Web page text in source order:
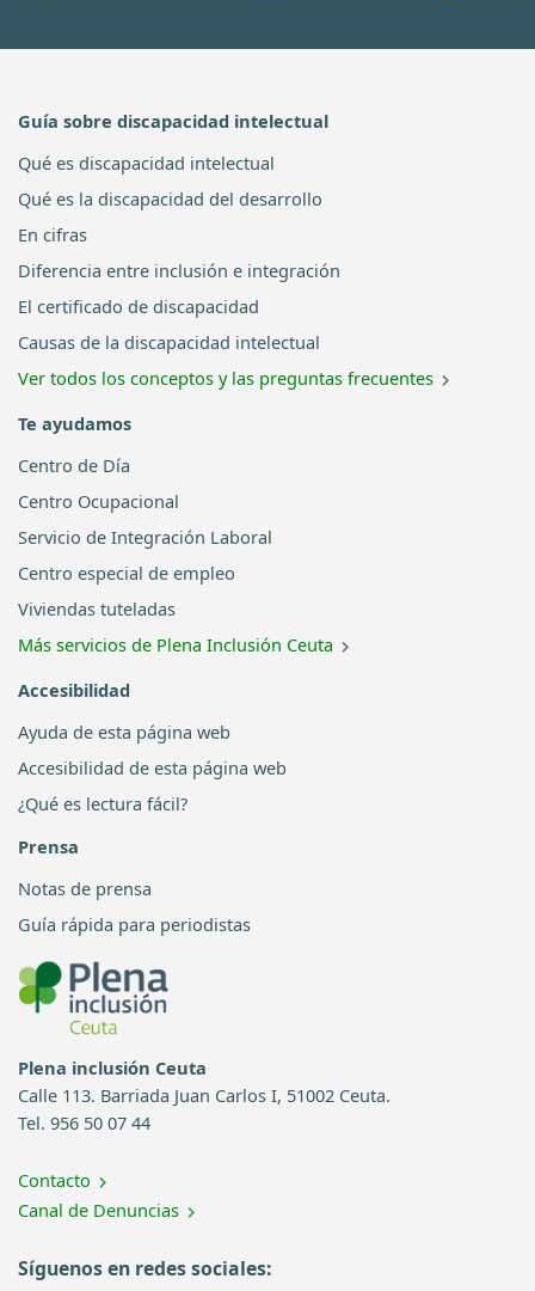
Guía sobre discapacidad intelectual
Qué es discapacidad intelectual
Qué es la discapacidad del desarrollo
En cifras
Diferencia entre inclusión e integración
El certificado de discapacidad
Causas de la discapacidad intelectual
Ver todos los conceptos y las preguntas frecuentes
Te ayudamos
Centro de Día
Centro Ocupacional
Servicio de Integración Laboral
Centro especial de empleo
Viviendas tuteladas
Más servicios de Plena Inclusión Ceuta
Accesibilidad
Ayuda de esta página web
Accesibilidad de esta página web
¿Qué es lectura fácil?
Prensa
Notas de prensa
Guía rápida para periodistas
Plena inclusión Ceuta
Calle 113. Barriada Juan Carlos I, 51002 Ceuta.
Tel. 956 50 07 44
Contacto
Canal de Denuncias
Síguenos en redes sociales: